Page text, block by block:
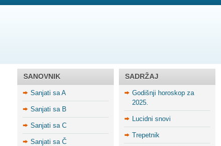
SANOVNIK
Sanjati sa A
Sanjati sa B
Sanjati sa C
Sanjati sa Č
SADRŽAJ
Godišnji horoskop za
2025.
Lucidni snovi
Trepetnik